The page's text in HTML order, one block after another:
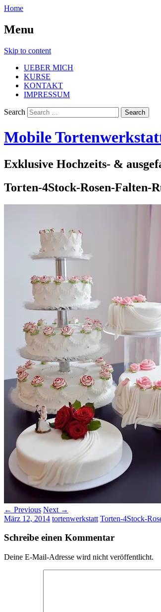
Home
Menu
Skip to content
UEBER MICH
KURSE
KONTAKT
IMPRESSUM
Search
Mobile
Exklusive Hochzeits- &
Torten-4Stock-Rosen-Falten-
← Previous Next →
März 12, 2014 tortenwerkstatt Torten-4Stock-
Schreibe einen Kommentar
Deine E-Mail-Adresse wird nicht veröffentlicht.